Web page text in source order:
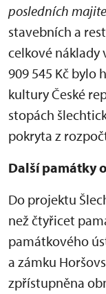
posledních
stavebních a
celkové náklady
909 545 Kč bylo
kultury České
stopách
pokryta z
Další památky
Do projektu
než čtyřicet
památkového
a zámku
zpřístupněna